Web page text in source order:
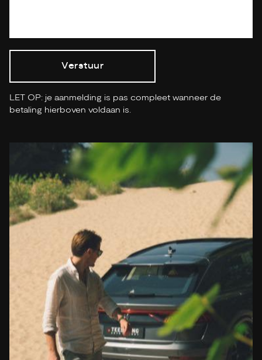
Verstuur
LET OP: je aanmelding is pas compleet wanneer de
betaling hierboven voldaan is.